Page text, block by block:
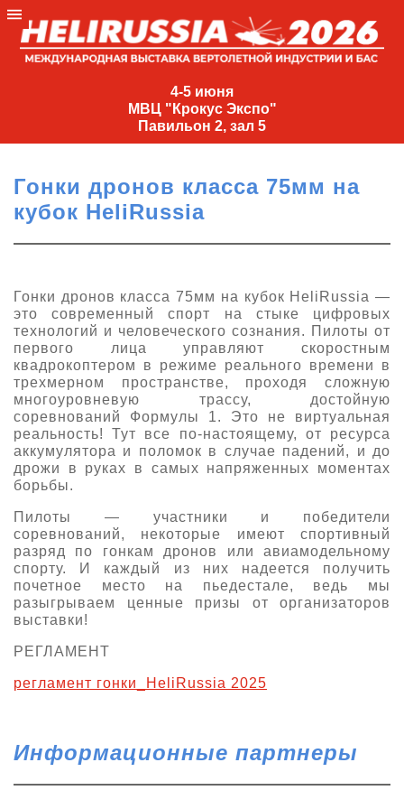
4-5 июня
МВЦ "Крокус Экспо"
Павильон 2, зал 5
4-
МВЦ
Экспо"
Павильон
2,
5
+7
(495)
477-
33-81
О выставке
Партнеры выставки
Крокус Экспо
Даты будущих выставок
Документы
Контакты
Заявка на участие
Заочное участие
Прилет на выставку
Основные требования МВЦ «Крокус Экспо»
Для посетителей
Место проведения HeliRussia
Схема проезда
Для СМИ
Аккредитация прессы
Условия инфопартнёрства
Положение об аккредитации
Архив
Гонки дронов класса 75мм на
кубок HeliRussia
Гонки дронов класса 75мм на кубок HeliRussia —
это современный спорт на стыке цифровых
технологий и человеческого сознания. Пилоты от
первого лица управляют скоростным
квадрокоптером в режиме реального времени в
трехмерном пространстве, проходя сложную
многоуровневую трассу, достойную
соревнований Формулы 1. Это не виртуальная
реальность! Тут все по-настоящему, от ресурса
аккумулятора и поломок в случае падений, и до
дрожи в руках в самых напряженных моментах
борьбы.
Пилоты — участники и победители
соревнований, некоторые имеют спортивный
разряд по гонкам дронов или авиамодельному
спорту. И каждый из них надеется получить
почетное место на пьедестале, ведь мы
разыгрываем ценные призы от организаторов
выставки!
РЕГЛАМЕНТ
регламент гонки_HeliRussia 2025
Информационные партнеры